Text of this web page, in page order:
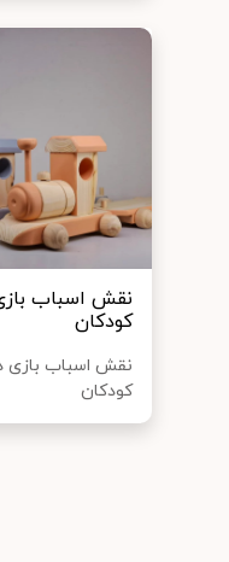
نقش اسباب
کودکان
نقش اسباب بازی
کودکان